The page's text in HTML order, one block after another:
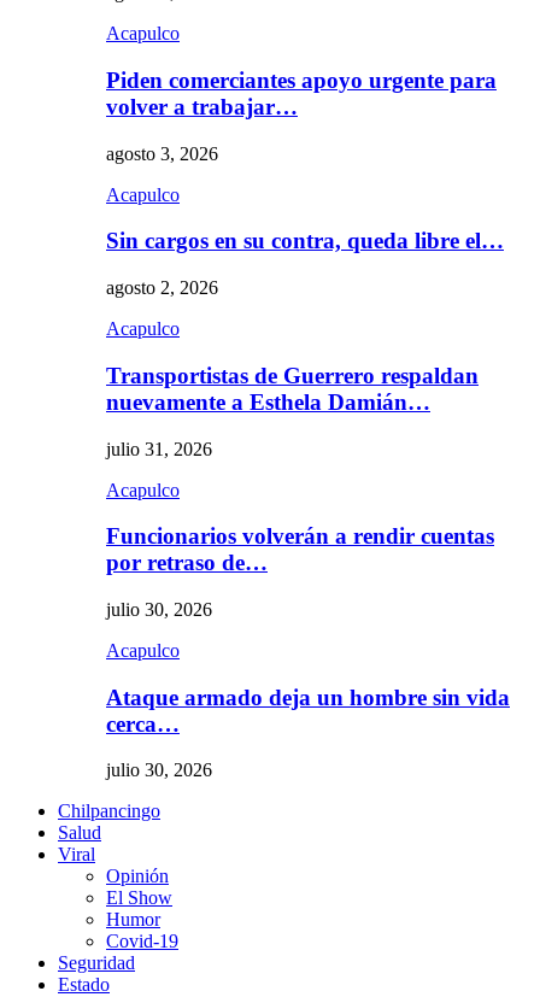
Acapulco
Piden comerciantes apoyo urgente para
volver a trabajar…
agosto 3, 2026
Acapulco
Sin cargos en su contra, queda libre el…
agosto 2, 2026
Acapulco
Transportistas de Guerrero respaldan
nuevamente a Esthela Damián…
julio 31, 2026
Acapulco
Funcionarios volverán a rendir cuentas
por retraso de…
julio 30, 2026
Acapulco
Ataque armado deja un hombre sin vida
cerca…
julio 30, 2026
Chilpancingo
Salud
Viral
Opinión
El Show
Humor
Covid-19
Seguridad
Estado